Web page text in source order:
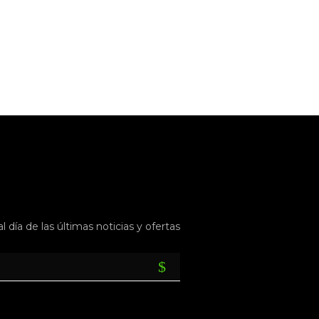
día de las últimas noticias y ofertas